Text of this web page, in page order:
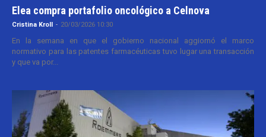
Elea compra portafolio oncológico a Celnova
Cristina Kroll - 20/03/2026 10:30
En la semana en que el gobierno nacional aggiornó el marco
normativo para las patentes farmacéuticas tuvo lugar una transacción
y que va por...